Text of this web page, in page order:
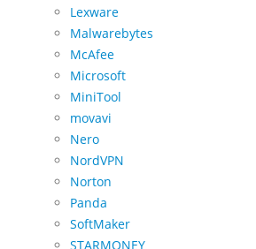
Lexware
Malwarebytes
McAfee
Microsoft
MiniTool
movavi
Nero
NordVPN
Norton
Panda
SoftMaker
STARMONEY